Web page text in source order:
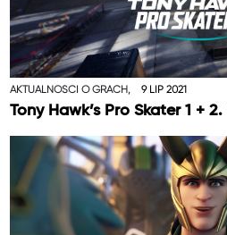
AKTUALNOŚCI O GRACH, 9 LIP 2021
Tony Hawk’s Pro Skater 1 +